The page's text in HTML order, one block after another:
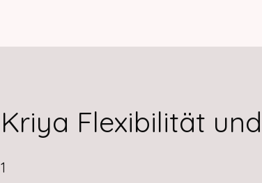
Kriya Flexibilität
11 Schritt